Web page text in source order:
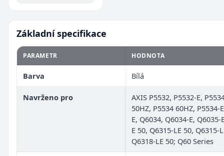
Základní specifikace
PARAMETR HODNOTA
Barva Bílá
Navrženo pro
AXIS P5532, P5532-E,
50HZ, P5534 60HZ, P5534-
E, Q6034, Q6034-E, Q6035-
E 50, Q6315-LE 50, Q6315-
Q6318-LE 50; Q60 Series